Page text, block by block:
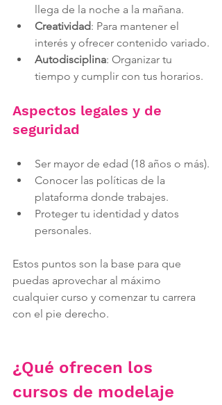
llega de la noche a la mañana.
Creatividad: Para mantener el
interés y ofrecer contenido variado.
Autodisciplina: Organizar tu
tiempo y cumplir con tus horarios.
Aspectos legales y de
seguridad
Ser mayor de edad (18 años o más).
Conocer las políticas de la
plataforma donde trabajes.
Proteger tu identidad y datos
personales.
Estos puntos son la base para que
puedas aprovechar al máximo
cualquier curso y comenzar tu carrera
con el pie derecho.
¿Qué ofrecen los
cursos de modelaje